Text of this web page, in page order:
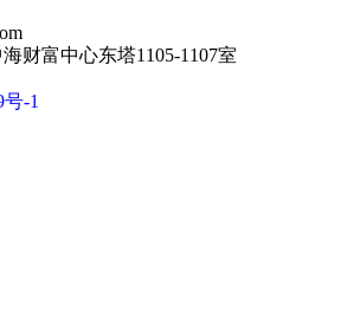
财富中心东塔1105-1107室
-1